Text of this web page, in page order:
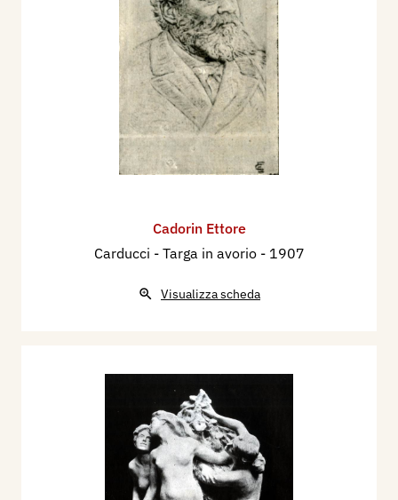
Cadorin Ettore
Carducci - Targa in avorio - 1907
Visualizza scheda